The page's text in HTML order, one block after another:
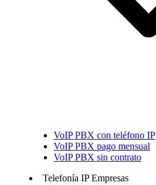
VoIP PBX con teléfono IP
VoIP PBX pago mensual
VoIP PBX sin contrato
Telefonía IP Empresas